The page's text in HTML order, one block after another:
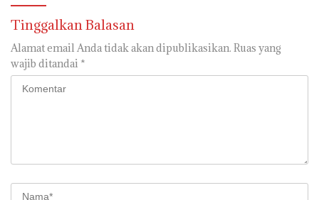
Tinggalkan Balasan
Alamat email Anda tidak akan dipublikasikan. Ruas yang
wajib ditandai *